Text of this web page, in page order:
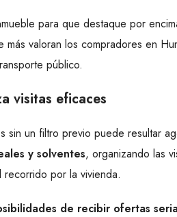
para que destaque por
valoran los compradores en
público.
visitas eficaces
sin un filtro previo puede resultar
y solventes, organizando las
por la vivienda.
de recibir ofertas